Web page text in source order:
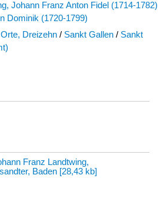
Johann Franz Anton Fidel (1714-1782)
Dominik (1720-1799)
Orte, Dreizehn / Sankt Gallen / Sankt
Franz Landtwing,
Baden [28,43 kb]